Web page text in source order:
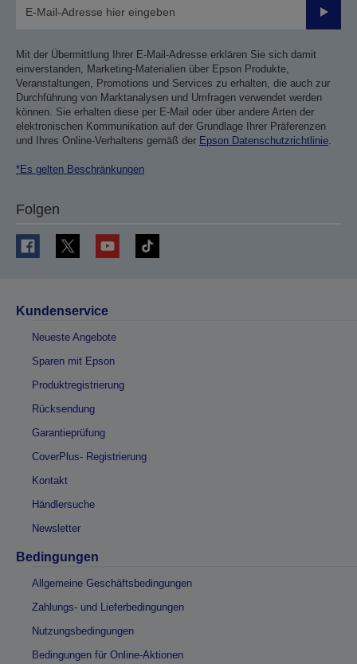
Mit der Übermittlung Ihrer E-Mail-Adresse erklären Sie sich damit
einverstanden, Marketing-Materialien über Epson Produkte,
Veranstaltungen, Promotions und Services zu erhalten, die auch zur
Durchführung von Marktanalysen und Umfragen verwendet werden
können. Sie erhalten diese per E-Mail oder über andere Arten der
elektronischen Kommunikation auf der Grundlage Ihrer Präferenzen
und Ihres Online-Verhaltens gemäß der Epson Datenschutzrichtlinie.
*Es gelten Beschränkungen
Folgen
Kundenservice
Neueste Angebote
Sparen mit Epson
Produktregistrierung
Rücksendung
Garantieprüfung
CoverPlus- Registrierung
Kontakt
Händlersuche
Newsletter
Bedingungen
Allgemeine Geschäftsbedingungen
Zahlungs- und Lieferbedingungen
Nutzungsbedingungen
Bedingungen für Online-Aktionen